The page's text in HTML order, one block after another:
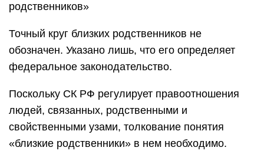
родственников»
Точный круг близких родственников не
обозначен. Указано лишь, что его определяет
федеральное законодательство.
Поскольку СК РФ регулирует правоотношения
людей, связанных, родственными и
свойственными узами, толкование понятия
«близкие родственники» в нем необходимо.